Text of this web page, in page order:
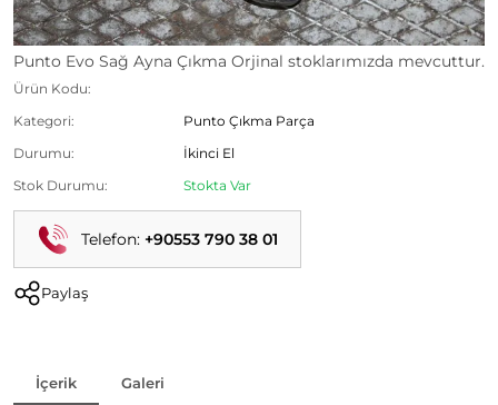
Punto Evo Sağ Ayna Çıkma Orjinal stoklarımızda mevcuttur.
Ürün Kodu:
Kategori:
Punto Çıkma Parça
Durumu:
İkinci El
Stok Durumu:
Stokta Var
Telefon: +90553 790 38 01
Paylaş
İçerik Galeri